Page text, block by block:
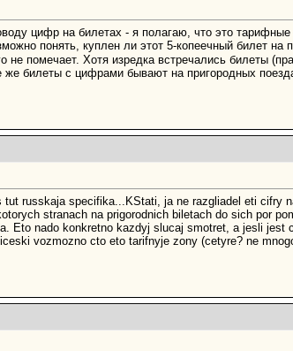
цифр на билетах - я полагаю, что это
понять, куплен ли этот 5-копеечный билет
не помечает. Хотя изредка встречались билеты
же билеты с цифрами бывают на пригородных
tut russkaja specifika...KStati, ja ne razgliadel eti cifry
stranach na prigorodnich biletach do sich por
Eto nado konkretno kazdyj slucaj smotret, a jesli jest
vozmozno cto eto tarifnyje zony (cetyre? ne